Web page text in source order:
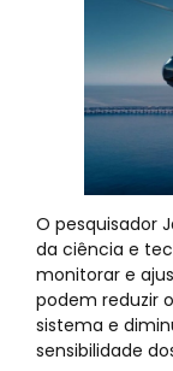
O pesquisador
da ciência e
monitorar e
podem reduzir
sistema e
sensibilidade